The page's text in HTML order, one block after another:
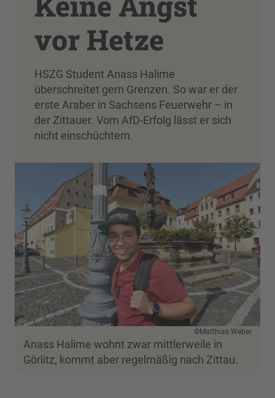
vor Hetze
HSZG Student Anass Halime
überschreitet gern Grenzen. So war er der
erste Araber in Sachsens Feuerwehr – in
der Zittauer. Vom AfD-Erfolg lässt er sich
nicht einschüchtern.
©Matthias Weber
Anass Halime wohnt zwar mittlerweile in
Görlitz, kommt aber regelmäßig nach Zittau.